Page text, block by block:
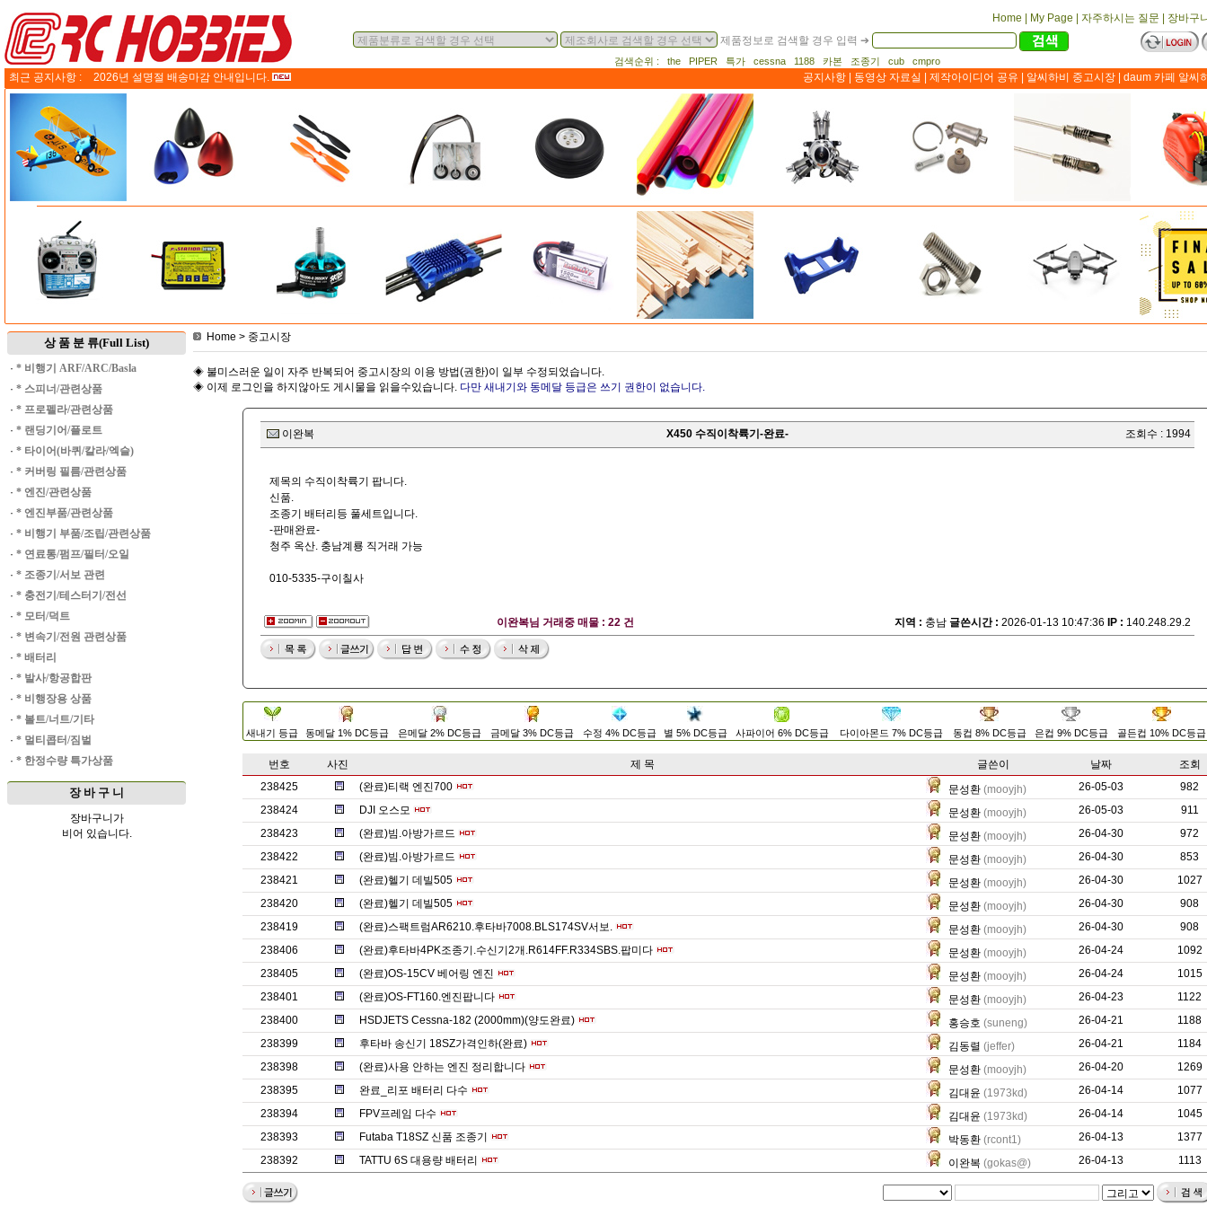
Home My Page 자주하시는 질문
장바구
제품정보로 검색할 경우 입력 ➔
검색순위 : the PIPER 특가 cessna 1188 카본 조종기 cub cmpro
최근 공지사항 : 2026년 설명절 배송마감 안내입니다. 공지사항 동영상 자료실 제작아이디어 공유 알씨하비 중고시장 daum 카페 알씨
상 품 분 류(Full List)
· * 비행기 ARF/ARC/Basla
· * 스피너/관련상품
· * 프로펠라/관련상품
· * 랜딩기어/플로트
· * 타이어(바퀴/칼라/엑슬)
· * 커버링 필름/관련상품
· * 엔진/관련상품
· * 엔진부품/관련상품
· * 비행기 부품/조립/관련상품
· * 연료통/펌프/필터/오일
· * 조종기/서보 관련
· * 충전기/테스터기/전선
· * 모터/덕트
· * 변속기/전원 관련상품
· * 배터리
· * 발사/항공합판
· * 비행장용 상품
· * 볼트/너트/기타
· * 멀티콥터/짐벌
· * 한정수량 특가상품
장 바 구 니
장바구니가
비어 있습니다.
Home > 중고시장
◈ 불미스러운 일이 자주 반복되어 중고시장의 이용 방법(권한)이 일부 수정되었습니다.
◈ 이제 로그인을 하지않아도 게시물을 읽을수있습니다. 다만 새내기와 동메달 등급은 쓰기 권한이 없습니다.
이완복 X450 수직이착륙기-완료- 조회수 : 1994
제목의 수직이착륙기 팝니다.
신품.
조종기 배터리등 풀세트입니다.
-판매완료-
청주 옥산. 충남계룡 직거래 가능
010-5335-구이칠사
이완복님 거래중 매물 : 22 건 지역 : 충남 글쓴시간 : 2026-01-13 10:47:36 IP : 140.248.29.2
새내기 등급 동메달 1% DC등급 은메달 2% DC등급 금메달 3% DC등급 수정 4% DC등급 별 5% DC등급 사파이어 6% DC등급 다이아몬드 7% DC등급 동컵 8% DC등급 은컵 9% DC등급 골든컵 10% DC등급
번호 사진 제 목 글쓴이 날짜
조회
238425
(완료)티랙 엔진700 문성환 (mooyjh) 26-05-03
982
238424
DJI 오스모 문성환 (mooyjh) 26-05-03
911
238423
(완료)빔.아방가르드 문성환 (mooyjh) 26-04-30
972
238422
(완료)빔.아방가르드 문성환 (mooyjh) 26-04-30
853
238421
(완료)헬기 데빌505 문성환 (mooyjh) 26-04-30
1027
238420
(완료)헬기 데빌505 문성환 (mooyjh) 26-04-30
908
238419
(완료)스팩트럼AR6210.후타바7008.BLS174SV서보. 문성환 (mooyjh) 26-04-30
908
238406
(완료)후타바4PK조종기.수신기2개.R614FF.R334SBS.팝미다 문성환 (mooyjh) 26-04-24
1092
238405
(완료)OS-15CV 베어링 엔진 문성환 (mooyjh) 26-04-24
1015
238401
(완료)OS-FT160.엔진팝니다 문성환 (mooyjh) 26-04-23
1122
238400
HSDJETS Cessna-182 (2000mm)(양도완료) 홍승호 (suneng) 26-04-21
1188
238399
후타바 송신기 18SZ가격인하(완료) 김동렬 (jeffer) 26-04-21
1184
238398
(완료)사용 안하는 엔진 정리합니다 문성환 (mooyjh) 26-04-20
1269
238395
완료_리포 배터리 다수 김대윤 (1973kd) 26-04-14
1077
238394
FPV프레임 다수 김대윤 (1973kd) 26-04-14
1045
238393
Futaba T18SZ 신품 조종기 박동환 (rcont1) 26-04-13
1377
238392
TATTU 6S 대용량 배터리 이완복 (gokas@) 26-04-13 1113